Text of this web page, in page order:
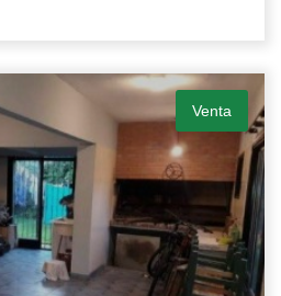
Venta